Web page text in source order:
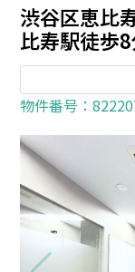
渋谷区恵比
比寿駅徒歩8
物件番号：